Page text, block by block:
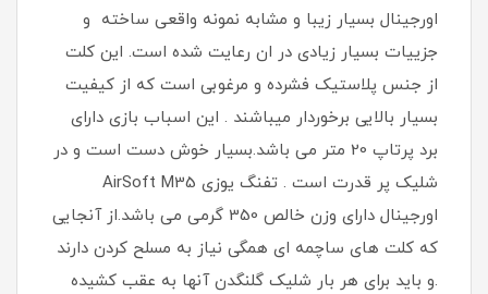
اورجینال بسیار زیبا و مشابه نمونه واقعی ساخته و
جزییات بسیار زیادی در ان رعایت شده است. این کلت
از جنس پلاستیک فشرده و مرغوبی است که از کیفیت
بسیار بالایی برخوردار میباشند . این اسباب بازی دارای
برد پرتاپ 20 متر می باشد.بسیار خوش دست است و در
شلیک پر قدرت است . تفنگ یوزی AirSoft M35
اورجینال دارای وزن خالص 350 گرمی می باشد.از آنجایی
که کلت های ساچمه ای همگی نیاز به مسلح کردن دارند
.و باید برای هر بار شلیک گلنگدن آنها به عقب کشیده